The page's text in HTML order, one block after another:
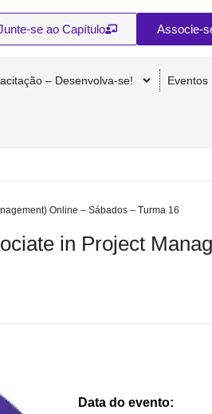
se ao Capítulo Associe-
– Desenvolva-se! Eventos
Online – Sábados – Turma 16
in Project
Data do evento: